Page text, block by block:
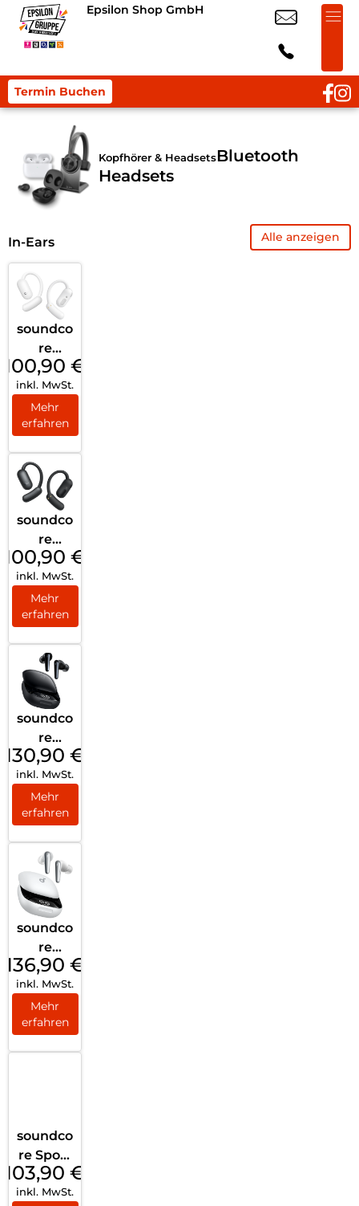
Epsilon Shop GmbH
Termin Buchen
Kopfhörer & HeadsetsBluetooth
Headsets
In-Ears Alle anzeigen
soundco
re
AeroFit
2 White
100,90 €
inkl. MwSt.
Mehr
erfahren
soundco
re
AeroFit
2 Black
100,90 €
inkl. MwSt.
Mehr
erfahren
soundco
re
Liberty
4 Pro
Black
130,90 €
inkl. MwSt.
Mehr
erfahren
soundco
re
Liberty
4 Pro
White
136,90 €
inkl. MwSt.
Mehr
erfahren
soundco
re Sport
X20
Black
103,90 €
inkl. MwSt.